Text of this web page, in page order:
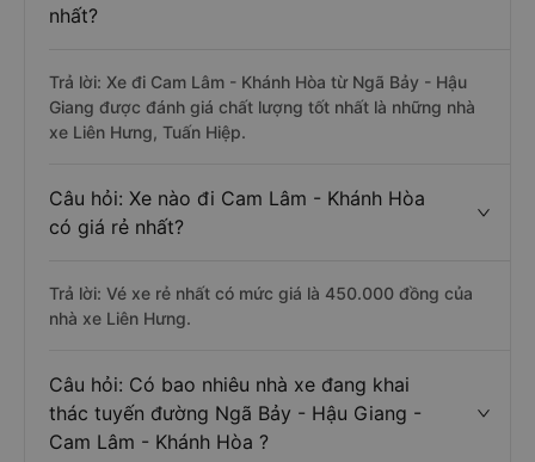
nhất?
Trả lời: Xe đi Cam Lâm - Khánh Hòa từ Ngã Bảy - Hậu
Giang được đánh giá chất lượng tốt nhất là những nhà
xe Liên Hưng, Tuấn Hiệp.
Câu hỏi: Xe nào đi Cam Lâm - Khánh Hòa
có giá rẻ nhất?
Trả lời: Vé xe rẻ nhất có mức giá là 450.000 đồng của
nhà xe Liên Hưng.
Câu hỏi: Có bao nhiêu nhà xe đang khai
thác tuyến đường Ngã Bảy - Hậu Giang -
Cam Lâm - Khánh Hòa ?